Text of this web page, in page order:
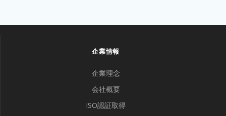
企業情報
企業理念
会社概要
ISO認証取得